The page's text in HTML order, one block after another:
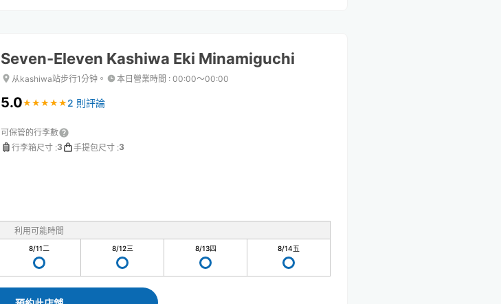
Seven-Eleven Kashiwa Eki Minamiguchi
从kashiwa站步行1分钟。 本日營業時間 : 00:00〜00:00
5.0★ ★ ★ ★ ★
★ ★ ★ ★ ★ 2 則評論
可保管的行李數
行李箱尺寸 :3 手提包尺寸 :3
利用可能時間
8/11二 8/12三 8/13四 8/14五